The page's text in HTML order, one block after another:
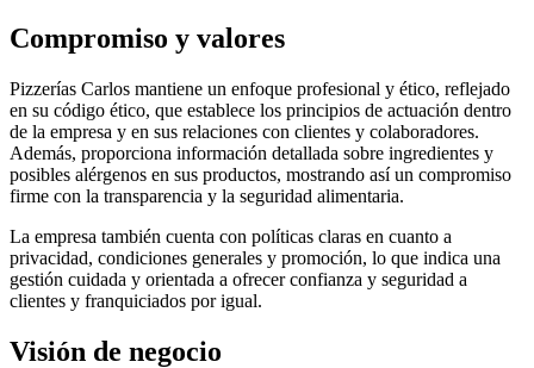
Compromiso y valores
Pizzerías Carlos mantiene un enfoque profesional y ético, reflejado
en su código ético, que establece los principios de actuación dentro
de la empresa y en sus relaciones con clientes y colaboradores.
Además, proporciona información detallada sobre ingredientes y
posibles alérgenos en sus productos, mostrando así un compromiso
firme con la transparencia y la seguridad alimentaria.
La empresa también cuenta con políticas claras en cuanto a
privacidad, condiciones generales y promoción, lo que indica una
gestión cuidada y orientada a ofrecer confianza y seguridad a
clientes y franquiciados por igual.
Visión de negocio